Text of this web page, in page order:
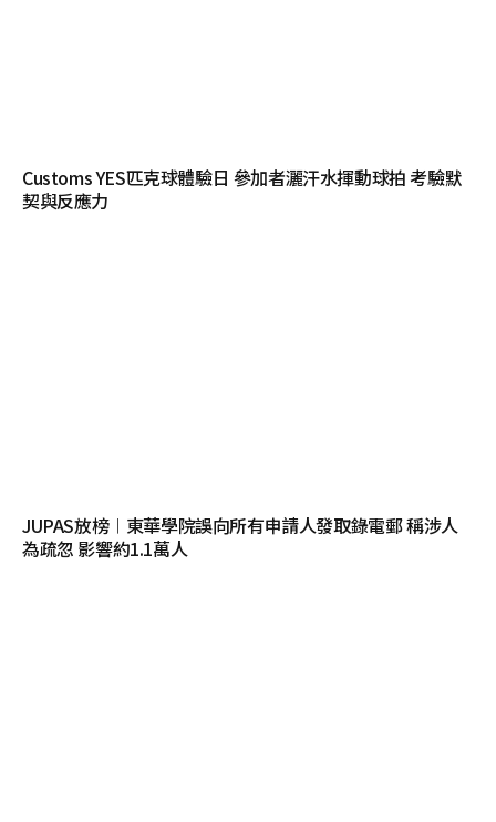
Customs YES匹克球體驗日 參加者灑汗水揮動球拍 考驗默
契與反應力
JUPAS放榜︱東華學院誤向所有申請人發取錄電郵 稱涉人
為疏忽 影響約1.1萬人